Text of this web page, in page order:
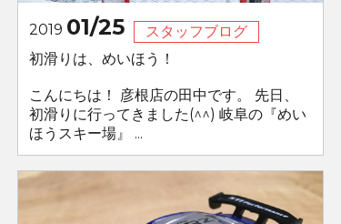
2019 01/25
スタッフブログ
初滑りは、めいほう！
こんにちは！ 彦根店の田中です。 先日、
初滑りに行ってきました(^^) 岐阜の『めい
ほうスキー場』 ...